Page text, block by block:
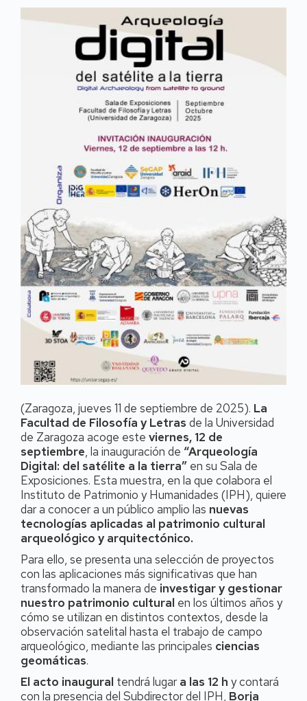
(Zaragoza, jueves 11 de septiembre de 2025). La
Facultad de Filosofía y Letras de la Universidad
de Zaragoza acoge este viernes, 12 de
septiembre, la inauguración de “Arqueología
Digital: del satélite a la tierra” en su Sala de
Exposiciones. Esta muestra, en la que colabora el
Instituto de Patrimonio y Humanidades (IPH), quiere
dar a conocer a un público amplio las nuevas
tecnologías aplicadas al patrimonio cultural
arqueológico y arquitectónico.
Para ello, se presenta una selección de proyectos
con las aplicaciones más significativas que han
transformado la manera de investigar y gestionar
nuestro patrimonio cultural en los últimos años y
cómo se utilizan en distintos contextos, desde la
observación satelital hasta el trabajo de campo
arqueológico, mediante las principales ciencias
geomáticas.
El acto inaugural tendrá lugar a las 12 h y contará
con la presencia del Subdirector del IPH, Borja